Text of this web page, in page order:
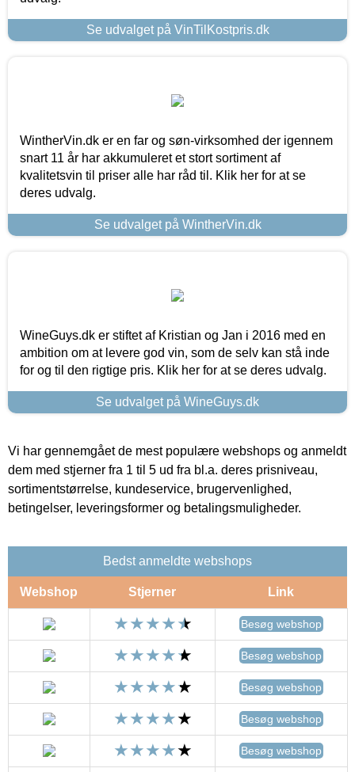
Se udvalget på VinTilKostpris.dk
WintherVin.dk er en far og søn-virksomhed der igennem
snart 11 år har akkumuleret et stort sortiment af
kvalitetsvin til priser alle har råd til. Klik her for at se
deres udvalg.
Se udvalget på WintherVin.dk
WineGuys.dk er stiftet af Kristian og Jan i 2016 med en
ambition om at levere god vin, som de selv kan stå inde
for og til den rigtige pris. Klik her for at se deres udvalg.
Se udvalget på WineGuys.dk
Vi har gennemgået de mest populære webshops og anmeldt
dem med stjerner fra 1 til 5 ud fra bl.a. deres prisniveau,
sortimentstørrelse, kundeservice, brugervenlighed,
betingelser, leveringsformer og betalingsmuligheder.
Bedst anmeldte webshops
Webshop Stjerner Link
Besøg webshop
Besøg webshop
Besøg webshop
Besøg webshop
Besøg webshop